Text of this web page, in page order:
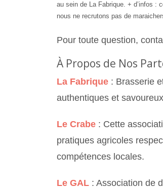
au sein de La Fabrique. + d’infos :
nous ne recrutons pas de
Pour toute question,
À Propos de Nos
La Fabrique : Brasserie
authentiques et
Le Crabe : Cette
pratiques agricoles
compétences locales.
Le GAL : Association de